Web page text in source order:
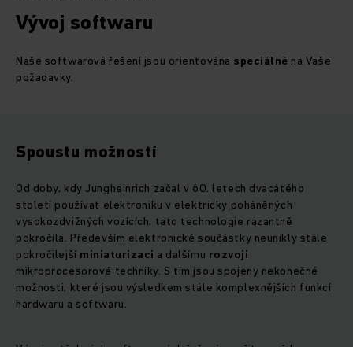
Vývoj softwaru
Naše softwarová řešení jsou orientována speciálně na Vaše
požadavky.
Spoustu možností
Od doby, kdy Jungheinrich začal v 60. letech dvacátého
století používat elektroniku v elektricky poháněných
vysokozdvižných vozících, tato technologie razantně
pokročila. Především elektronické součástky neunikly stále
pokročilejší miniaturizaci a dalšímu rozvoji
mikroprocesorové techniky. S tím jsou spojeny nekonečné
možnosti, které jsou výsledkem stále komplexnějších funkcí
hardwaru a softwaru.